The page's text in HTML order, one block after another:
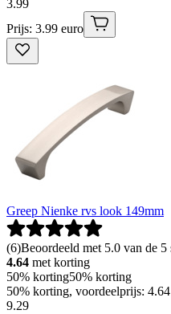
3.99
Prijs: 3.99 euro
Greep Nienke rvs look 149mm
(6)Beoordeeld met 5.0 van de
4.64 met korting
50% korting50% korting
50% korting, voordeelprijs:
9.29